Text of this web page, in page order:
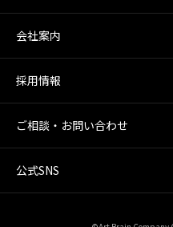
会社案内
採用情報
ご相談・お問い合わせ
公式SNS